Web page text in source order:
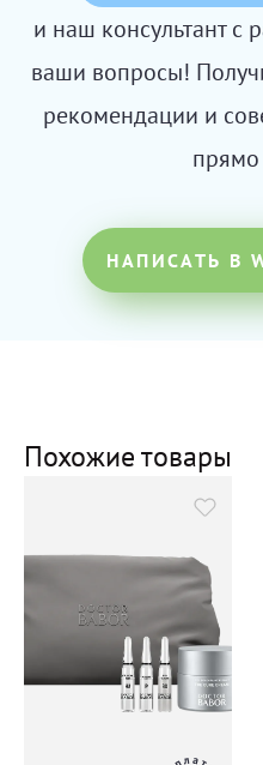
и наш консультант с
ваши вопросы!
рекомендации и
прямо
НАПИСАТЬ В
Похожие товары